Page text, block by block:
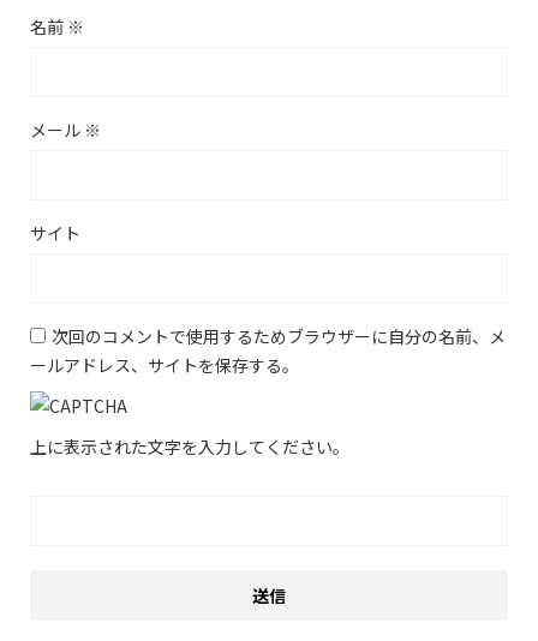
名前 ※
メール ※
サイト
次回のコメントで使用するためブラウザーに自分の名前、メ
ールアドレス、サイトを保存する。
上に表示された文字を入力してください。